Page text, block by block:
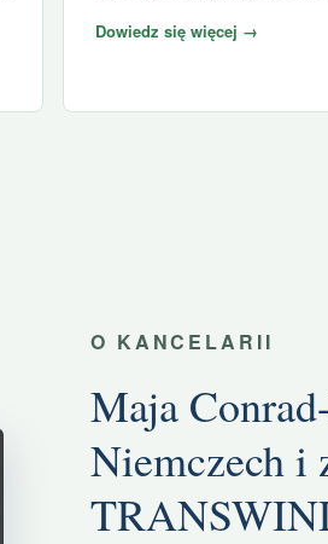
Dowiedz się więcej →
O KANCELARII
Maja
Niemczech i